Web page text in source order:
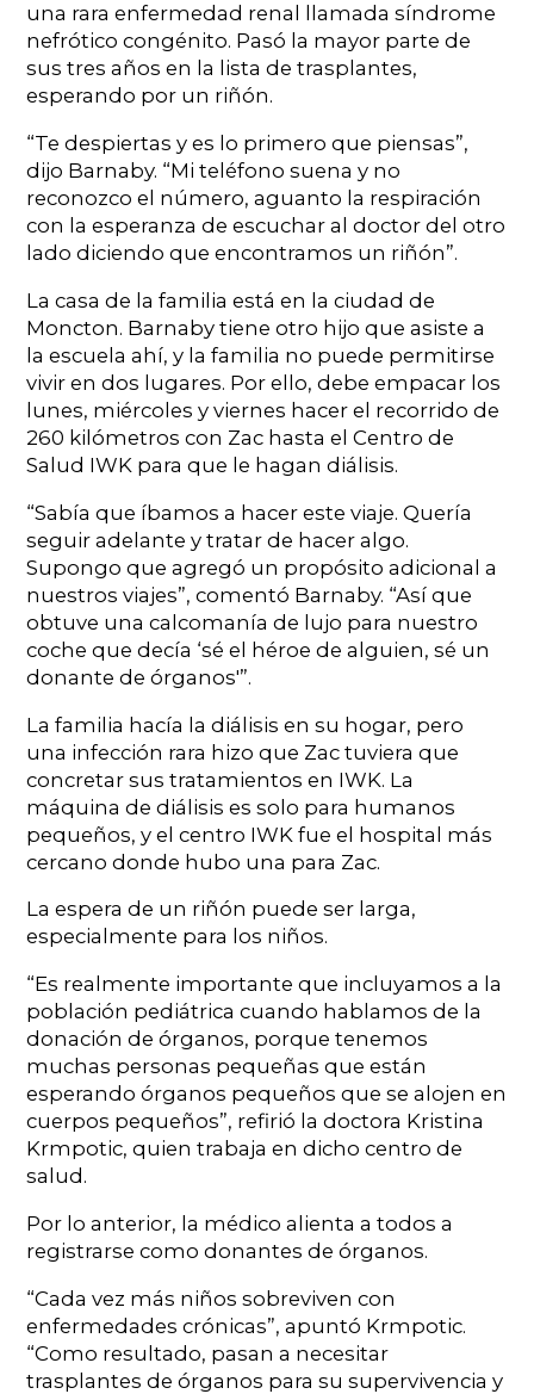
una rara enfermedad renal llamada síndrome
nefrótico congénito. Pasó la mayor parte de
sus tres años en la lista de trasplantes,
esperando por un riñón.
“Te despiertas y es lo primero que piensas”,
dijo Barnaby. “Mi teléfono suena y no
reconozco el número, aguanto la respiración
con la esperanza de escuchar al doctor del otro
lado diciendo que encontramos un riñón”.
La casa de la familia está en la ciudad de
Moncton. Barnaby tiene otro hijo que asiste a
la escuela ahí, y la familia no puede permitirse
vivir en dos lugares. Por ello, debe empacar los
lunes, miércoles y viernes hacer el recorrido de
260 kilómetros con Zac hasta el Centro de
Salud IWK para que le hagan diálisis.
“Sabía que íbamos a hacer este viaje. Quería
seguir adelante y tratar de hacer algo.
Supongo que agregó un propósito adicional a
nuestros viajes”, comentó Barnaby. “Así que
obtuve una calcomanía de lujo para nuestro
coche que decía ‘sé el héroe de alguien, sé un
donante de órganos'”.
La familia hacía la diálisis en su hogar, pero
una infección rara hizo que Zac tuviera que
concretar sus tratamientos en IWK. La
máquina de diálisis es solo para humanos
pequeños, y el centro IWK fue el hospital más
cercano donde hubo una para Zac.
La espera de un riñón puede ser larga,
especialmente para los niños.
“Es realmente importante que incluyamos a la
población pediátrica cuando hablamos de la
donación de órganos, porque tenemos
muchas personas pequeñas que están
esperando órganos pequeños que se alojen en
cuerpos pequeños”, refirió la doctora Kristina
Krmpotic, quien trabaja en dicho centro de
salud.
Por lo anterior, la médico alienta a todos a
registrarse como donantes de órganos.
“Cada vez más niños sobreviven con
enfermedades crónicas”, apuntó Krmpotic.
“Como resultado, pasan a necesitar
trasplantes de órganos para su supervivencia y